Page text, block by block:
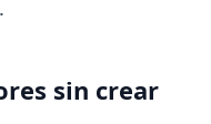
sin crear